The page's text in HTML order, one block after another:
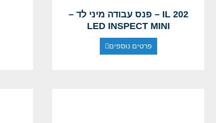
IL 202 – פנס עבודה מיני לד –
LED INSPECT MINI
פרטים נוספים